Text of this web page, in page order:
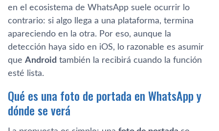
en el ecosistema de WhatsApp suele ocurrir lo
contrario: si algo llega a una plataforma, termina
apareciendo en la otra. Por eso, aunque la
detección haya sido en iOS, lo razonable es asumir
que Android también la recibirá cuando la función
esté lista.
Qué es una foto de portada en WhatsApp y
dónde se verá